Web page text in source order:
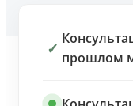
✓ прошлом